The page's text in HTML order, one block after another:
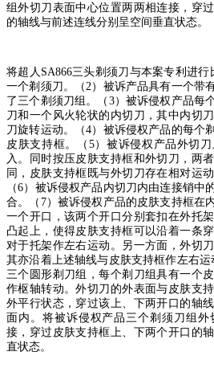
组外切刀表面中心位置两两相连接，穿
的轴线与前述连线分别呈空间垂直状态。
将超人 SA866三头剃须刀与本案专利进行
一个剃须刀。（ 2 ）被诉产品具有一个带
了三个剃须刀组。（ 3）被诉侵权产品每
刀和一个风火轮状的内切刀，其中内切
刀旋转运动。（4）被诉侵权产品的每个
皮肤支持框。（ 5）被诉侵权产品外切
入。同时按压皮肤支持框和外切刀，两
同，皮肤支持框既与外切刀存在相对运
（6）被诉侵权产品内切刀内由连接销中
合。（ 7）被诉侵权产品的皮肤支持框在
一个开口，该两个开口分别套扣在外托
凸起上，使得皮肤支持框可以沿着一条
对于托架作左右运动。另一方面，外切
其亦沿着上述轴线与皮肤支持框作左右运
三个圆形剃刀组，每个剃刀组具有一个
作枢轴转动。外切刀的外表面与皮肤支
外平行状态，穿过该上、下两开口的轴
面内。将被诉侵权产品三个剃须刀组
接，穿过皮肤支持框上、下两个开口的
直状态。